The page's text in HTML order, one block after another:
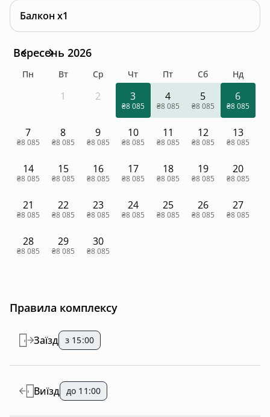
Балкон x1
Вересень 2026
Пн Вт Ср Чт Пт Сб Нд
1 2 3
₴8 085
4
₴8 085
5
₴8 085
6
₴8 085
7
₴8 085
8
₴8 085
9
₴8 085
10
₴8 085
11
₴8 085
12
₴8 085
13
₴8 085
14
₴8 085
15
₴8 085
16
₴8 085
17
₴8 085
18
₴8 085
19
₴8 085
20
₴8 085
21
₴8 085
22
₴8 085
23
₴8 085
24
₴8 085
25
₴8 085
26
₴8 085
27
₴8 085
28
₴8 085
29
₴8 085
30
₴8 085
Правила комплексу
Заїзд з 15:00
Виїзд до 11:00